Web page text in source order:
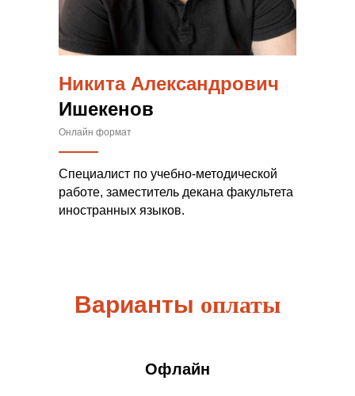
Никита Александрович
Ишекенов
Онлайн формат
Специалист по учебно-методической
работе, заместитель декана факультета
иностранных языков.
Варианты оплаты
Офлайн